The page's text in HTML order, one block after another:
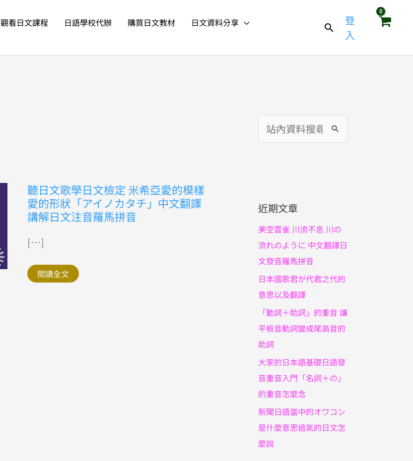
觀看日文課程 日語學校代辦 購買日文教材
日文資料分享
登
入
聽日文歌學日文檢定 米希亞愛的模樣
愛的形狀「アイノカタチ」中文翻譯
講解日文注音羅馬拼音
[…]
聽
日
文
歌
學
日
檢
定
希
亞
愛
閱讀全文
尋
:近期文章
美空雲雀 川流不息 川の
流れのように 中文翻譯日
文發音羅馬拼音
日本國歌君が代君之代的
意思以及翻譯
「動詞＋助詞」的重音 讓
平板音動詞變成尾高音的
助詞
大家的日本語基礎日語發
音重音入門「名詞＋の」
的重音怎麼念
新聞日語當中的オワコン
是什麼意思過氣的日文怎
麼說